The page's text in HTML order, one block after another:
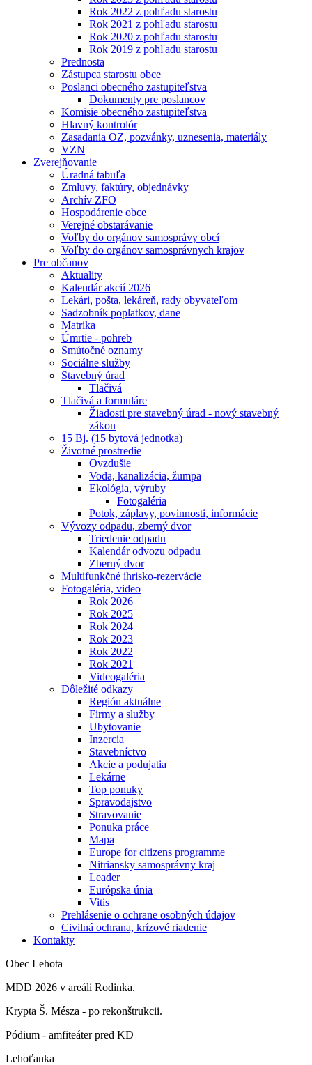
Rok 2022 z pohľadu starostu
Rok 2021 z pohľadu starostu
Rok 2020 z pohľadu starostu
Rok 2019 z pohľadu starostu
Prednosta
Zástupca starostu obce
Poslanci obecného zastupiteľstva
Dokumenty pre poslancov
Komisie obecného zastupiteľstva
Hlavný kontrolór
Zasadania OZ, pozvánky, uznesenia, materiály
VZN
Zverejňovanie
Úradná tabuľa
Zmluvy, faktúry, objednávky
Archív ZFO
Hospodárenie obce
Verejné obstarávanie
Voľby do orgánov samosprávy obcí
Voľby do orgánov samosprávnych krajov
Pre občanov
Aktuality
Kalendár akcií 2026
Lekári, pošta, lekáreň, rady obyvateľom
Sadzobník poplatkov, dane
Matrika
Úmrtie - pohreb
Smútočné oznamy
Sociálne služby
Stavebný úrad
Tlačivá
Tlačivá a formuláre
Žiadosti pre stavebný úrad - nový stavebný
zákon
15 Bj. (15 bytová jednotka)
Životné prostredie
Ovzdušie
Voda, kanalizácia, žumpa
Ekológia, výruby
Fotogaléria
Potok, záplavy, povinnosti, informácie
Vývozy odpadu, zberný dvor
Triedenie odpadu
Kalendár odvozu odpadu
Zberný dvor
Multifunkčné ihrisko-rezervácie
Fotogaléria, video
Rok 2026
Rok 2025
Rok 2024
Rok 2023
Rok 2022
Rok 2021
Videogaléria
Dôležité odkazy
Región aktuálne
Firmy a služby
Ubytovanie
Inzercia
Stavebníctvo
Akcie a podujatia
Lekárne
Top ponuky
Spravodajstvo
Stravovanie
Ponuka práce
Mapa
Europe for citizens programme
Nitriansky samosprávny kraj
Leader
Európska únia
Vitis
Prehlásenie o ochrane osobných údajov
Civilná ochrana, krízové riadenie
Kontakty
Obec Lehota
MDD 2026 v areáli Rodinka.
Krypta Š. Mésza - po rekonštrukcii.
Pódium - amfiteáter pred KD
Lehoťanka